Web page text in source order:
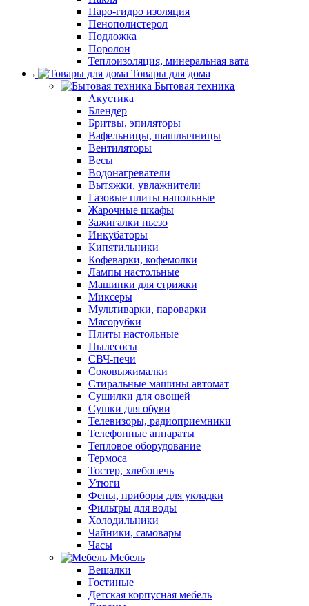
Паро-гидро изоляция
Пенополистерол
Подложка
Поролон
Теплоизоляция, минеральная вата
Товары для дома
Бытовая техника
Акустика
Блендер
Бритвы, эпиляторы
Вафельницы, шашлычницы
Вентиляторы
Весы
Водонагреватели
Вытяжки, увлажнители
Газовые плиты напольные
Жарочные шкафы
Зажигалки пьезо
Инкубаторы
Кипятильники
Кофеварки, кофемолки
Лампы настольные
Машинки для стрижки
Миксеры
Мультиварки, пароварки
Мясорубки
Плиты настольные
Пылесосы
СВЧ-печи
Соковыжималки
Стиральные машины автомат
Сушилки для овощей
Сушки для обуви
Телевизоры, радиоприемники
Телефонные аппараты
Тепловое оборудование
Термоса
Тостер, хлебопечь
Утюги
Фены, приборы для укладки
Фильтры для воды
Холодильники
Чайники, самовары
Часы
Мебель
Вешалки
Гостиные
Детская корпусная мебель